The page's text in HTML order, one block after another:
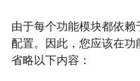
由于每个功能模块都依
配置。因此，您应该在功
省略以下内容：